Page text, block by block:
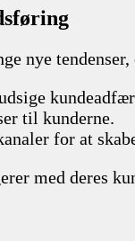
nye
til kunderne.
for at
med deres